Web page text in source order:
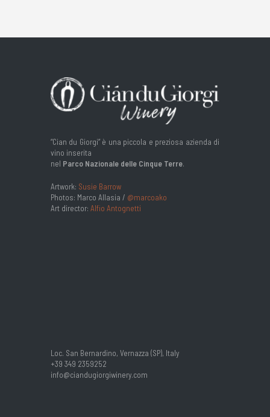
“Cian du Giorgi” è una piccola e preziosa azienda di
vino inserita
nel Parco Nazionale delle Cinque Terre.
Artwork: Susie Barrow
Photos: Marco Allasia / @marcoako
Art director: Alfio Antognetti
Loc. San Bernardino, Vernazza (SP), Italy
+39 349 2359252
info@ciandugiorgiwinery.com